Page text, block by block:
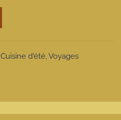
e
Cuisine d'été,Voyages